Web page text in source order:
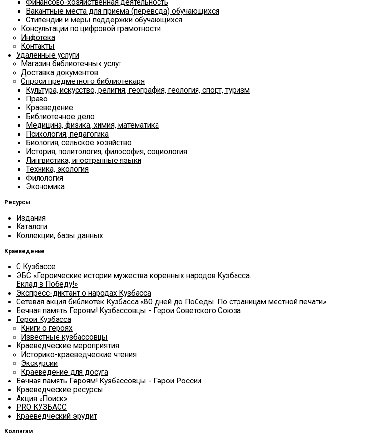
Финансово-хозяйственная деятельность
Вакантные места для приема (перевода) обучающихся
Стипендии и меры поддержки обучающихся
Консультации по цифровой грамотности
Инфотека
Контакты
Удаленные услуги
Магазин библиотечных услуг
Доставка документов
Спроси предметного библиотекаря
Культура, искусство, религия, география, геология, спорт, туризм
Право
Краеведение
Библиотечное дело
Медицина, физика, химия, математика
Психология, педагогика
Биология, сельское хозяйство
История, политология, философия, социология
Лингвистика, иностранные языки
Техника, экология
Филология
Экономика
Ресурсы
Издания
Каталоги
Коллекции, базы данных
Краеведение
О Кузбассе
ЭБС «Героические истории мужества коренных народов Кузбасса.
Вклад в Победу!»
Экспресс-диктант о народах Кузбасса
Сетевая акция библиотек Кузбасса «80 дней до Победы. По страницам местной печати»
Вечная память Героям! Кузбассовцы - Герои Советского Союза
Герои Кузбасса
Книги о героях
Известные кузбассовцы
Краеведческие мероприятия
Историко-краеведческие чтения
Экскурсии
Краеведение для досуга
Вечная память Героям! Кузбассовцы - Герои России
Краеведческие ресурсы
Акция «Поиск»
PRO КУЗБАСС
Краеведческий эрудит
Коллегам